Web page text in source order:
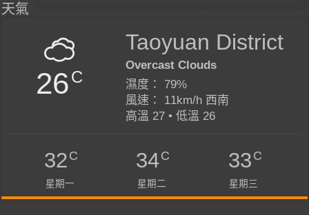
天氣
26C
Taoyuan District
Overcast Clouds
濕度： 79%
風速： 11km/h 西南
高溫 27 • 低溫 26
32C
星期一
34C
星期二
33C
星期三